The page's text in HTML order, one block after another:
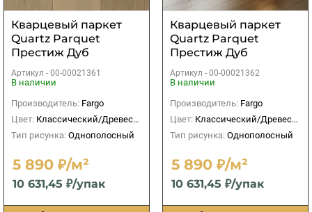
Кварцевый паркет
Quartz Parquet
Престиж Дуб
Шампань
Артикул - 00-00021361
В наличии
Производитель: Fargo
Цвет: Классический/Древесный
Тип рисунка: Однополосный
5 890 ₽/м²
10 631,45 ₽/упак
Кварцевый паркет
Quartz Parquet
Престиж Дуб
Карельский
Артикул - 00-00021362
В наличии
Производитель: Fargo
Цвет: Классический/Древесный
Тип рисунка: Однополосный
5 890 ₽/м²
10 631,45 ₽/упак